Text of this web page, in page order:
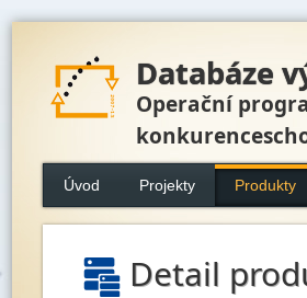
Databáze
Operační
Úvod Projekty Produkty
Detail